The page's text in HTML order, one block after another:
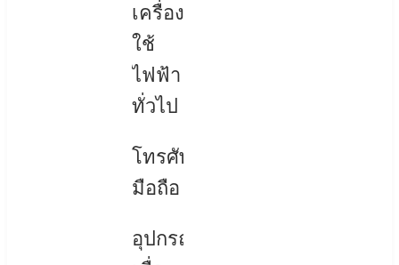
เครื่อง
ใช้
ไฟฟ้า
ทั่วไป
โทรศัพท์
มือถือ
อุปกรณ์